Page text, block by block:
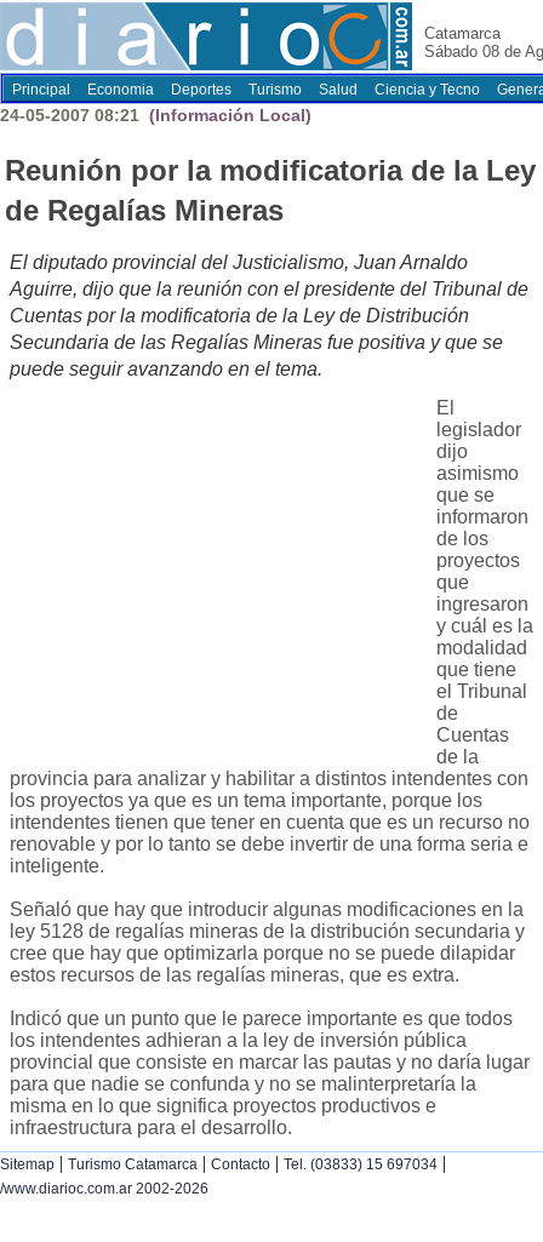
Catamarca
Sábado 08 de
Principal Economia Deportes Turismo Salud Ciencia y Tecno
24-05-2007 08:21 (Información Local)
Reunión por la modificatoria de la Ley
de Regalías Mineras
El diputado provincial del Justicialismo, Juan Arnaldo
Aguirre, dijo que la reunión con el presidente del Tribunal de
Cuentas por la modificatoria de la Ley de Distribución
Secundaria de las Regalías Mineras fue positiva y que se
puede seguir avanzando en el tema.
El
legislador
dijo
asimismo
que se
informaron
de los
proyectos
que
ingresaron
y cuál es la
modalidad
que tiene
el Tribunal
de
Cuentas
de la
provincia para analizar y habilitar a distintos intendentes con
los proyectos ya que es un tema importante, porque los
intendentes tienen que tener en cuenta que es un recurso no
renovable y por lo tanto se debe invertir de una forma seria e
inteligente.
Señaló que hay que introducir algunas modificaciones en la
ley 5128 de regalías mineras de la distribución secundaria y
cree que hay que optimizarla porque no se puede dilapidar
estos recursos de las regalías mineras, que es extra.
Indicó que un punto que le parece importante es que todos
los intendentes adhieran a la ley de inversión pública
provincial que consiste en marcar las pautas y no daría lugar
para que nadie se confunda y no se malinterpretaría la
misma en lo que significa proyectos productivos e
infraestructura para el desarrollo.
Sitemap | Turismo Catamarca | Contacto | Tel. (03833) 15 697034 |
/www.diarioc.com.ar 2002-2026